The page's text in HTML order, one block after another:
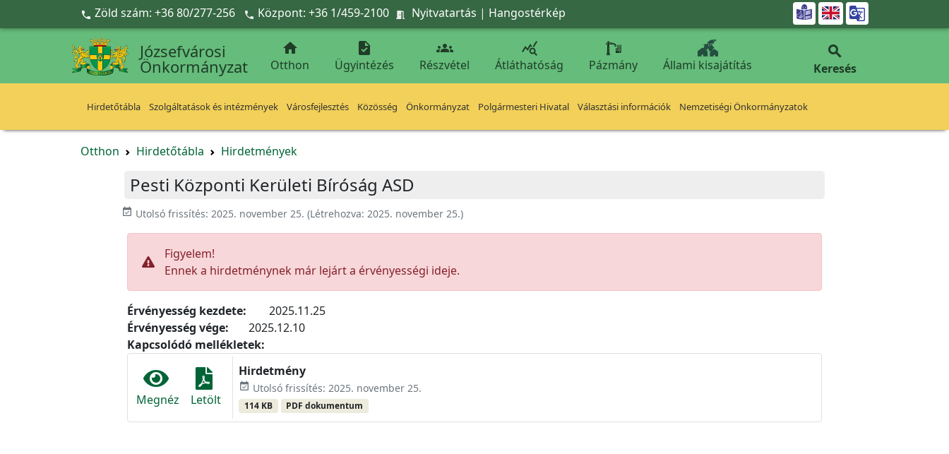
Ugrás a fő tartalomra
 Zöld szám: +36 80/277-256  Központ: +36 1/459-2100  Nyitvatartás | Hangostérkép 
Józsefvárosi
Önkormányzat

Otthon

Ügyintézés

Részvétel

Átláthatóság Pázmány Állami kisajátítás

Keresés
Hirdetőtábla Szolgáltatások és intézmények Városfejlesztés Közösség Önkormányzat Polgármesteri Hivatal Választási információk Nemzetiségi Önkormányzatok
Otthon Hirdetőtábla Hirdetmények
Pesti Központi Kerületi Bíróság ASD
event_available Utolsó frissítés: 2025. november 25. (Létrehozva: 2025. november 25.)
Figyelem!
Ennek a hirdetménynek már lejárt a érvényességi ideje.
Érvényesség kezdete:
2025.11.25
Érvényesség vége:
2025.12.10
Kapcsolódó mellékletek:
Megnéz Letölt
Hirdetmény
event_available Utolsó frissítés: 2025. november 25.
114 KB PDF dokumentum